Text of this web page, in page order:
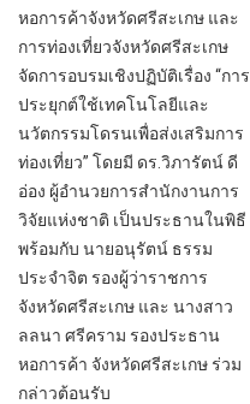
หอการค้าจังหวัดศรีสะเกษ และ
การท่องเที่ยวจังหวัดศรีสะเกษ
จัดการอบรมเชิงปฏิบัติเรื่อง “การ
ประยุกต์ใช้เทคโนโลยีและ
นวัตกรรมโดรนเพื่อส่งเสริมการ
ท่องเที่ยว” โดยมี ดร.วิภารัตน์ ดี
อ่อง ผู้อำนวยการสำนักงานการ
วิจัยแห่งชาติ เป็นประธานในพิธี
พร้อมกับ นายอนุรัตน์ ธรรม
ประจำจิต รองผู้ว่าราชการ
จังหวัดศรีสะเกษ และ นางสาว
ลลนา ศรีคราม รองประธาน
หอการค้า จังหวัดศรีสะเกษ ร่วม
กล่าวต้อนรับ